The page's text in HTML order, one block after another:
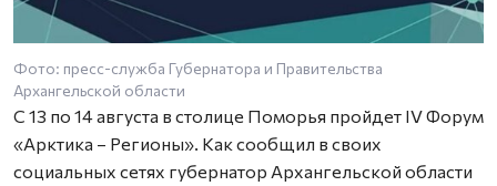
Фото: пресс-служба Губернатора и Правительства
Архангельской области
С 13 по 14 августа в столице Поморья пройдет IV Форум
«Арктика – Регионы». Как сообщил в своих
социальных сетях губернатор Архангельской области